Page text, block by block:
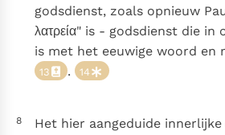
godsdienst, zoals opnieuw
λατρεία" is - godsdienst die in
is met het eeuwige woord en
13 . 14
8
Het hier aangeduide